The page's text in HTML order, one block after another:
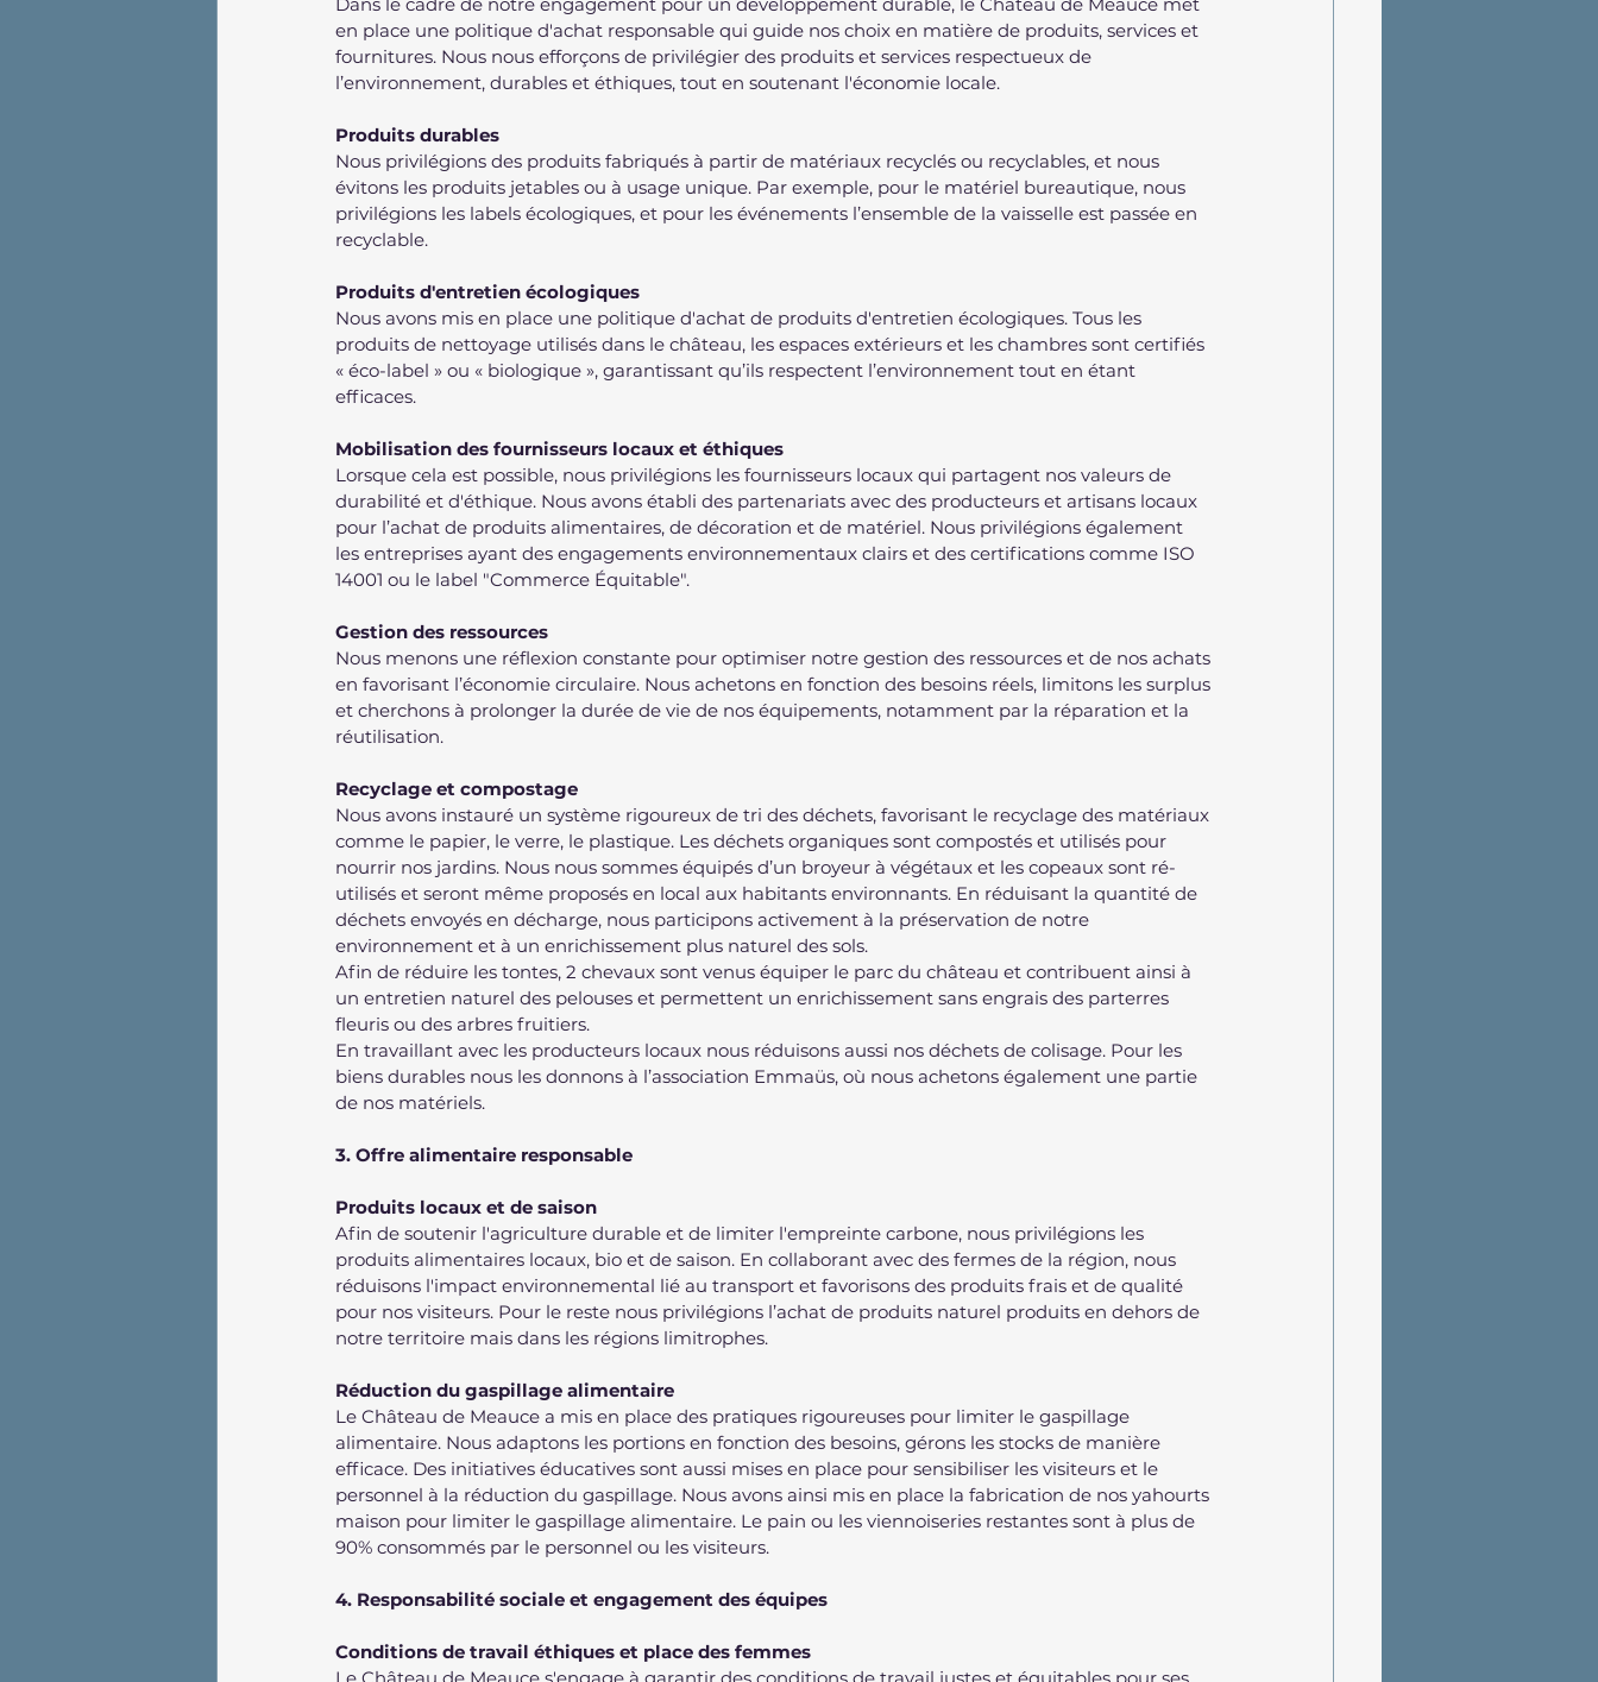
en place une politique d'achat responsable qui guide nos choix en matière de produits, services et
fournitures. Nous nous efforçons de privilégier des produits et services respectueux de
l’environnement, durables et éthiques, tout en soutenant l'économie locale.
Produits durables
Nous privilégions des produits fabriqués à partir de matériaux recyclés ou recyclables, et nous
évitons les produits jetables ou à usage unique. Par exemple, pour le matériel bureautique, nous
privilégions les labels écologiques, et pour les événements l’ensemble de la vaisselle est passée en
recyclable.
Produits d'entretien écologiques
Nous avons mis en place une politique d'achat de produits d'entretien écologiques. Tous les
produits de nettoyage utilisés dans le château, les espaces extérieurs et les chambres sont certifiés
« éco-label » ou « biologique », garantissant qu’ils respectent l’environnement tout en étant
efficaces.
Mobilisation des fournisseurs locaux et éthiques
Lorsque cela est possible, nous privilégions les fournisseurs locaux qui partagent nos valeurs de
durabilité et d'éthique. Nous avons établi des partenariats avec des producteurs et artisans locaux
pour l’achat de produits alimentaires, de décoration et de matériel. Nous privilégions également
les entreprises ayant des engagements environnementaux clairs et des certifications comme ISO
14001 ou le label "Commerce Équitable".
Gestion des ressources
Nous menons une réflexion constante pour optimiser notre gestion des ressources et de nos achats
en favorisant l’économie circulaire. Nous achetons en fonction des besoins réels, limitons les surplus
et cherchons à prolonger la durée de vie de nos équipements, notamment par la réparation et la
réutilisation.
Recyclage et compostage
Nous avons instauré un système rigoureux de tri des déchets, favorisant le recyclage des matériaux
comme le papier, le verre, le plastique. Les déchets organiques sont compostés et utilisés pour
nourrir nos jardins. Nous nous sommes équipés d’un broyeur à végétaux et les copeaux sont ré-
utilisés et seront même proposés en local aux habitants environnants. En réduisant la quantité de
déchets envoyés en décharge, nous participons activement à la préservation de notre
environnement et à un enrichissement plus naturel des sols.
Afin de réduire les tontes, 2 chevaux sont venus équiper le parc du château et contribuent ainsi à
un entretien naturel des pelouses et permettent un enrichissement sans engrais des parterres
fleuris ou des arbres fruitiers.
En travaillant avec les producteurs locaux nous réduisons aussi nos déchets de colisage. Pour les
biens durables nous les donnons à l’association Emmaüs, où nous achetons également une partie
de nos matériels.
3. Offre alimentaire responsable
Produits locaux et de saison
Afin de soutenir l'agriculture durable et de limiter l'empreinte carbone, nous privilégions les
produits alimentaires locaux, bio et de saison. En collaborant avec des fermes de la région, nous
réduisons l'impact environnemental lié au transport et favorisons des produits frais et de qualité
pour nos visiteurs. Pour le reste nous privilégions l’achat de produits naturel produits en dehors de
notre territoire mais dans les régions limitrophes.
Réduction du gaspillage alimentaire
Le Château de Meauce a mis en place des pratiques rigoureuses pour limiter le gaspillage
alimentaire. Nous adaptons les portions en fonction des besoins, gérons les stocks de manière
efficace. Des initiatives éducatives sont aussi mises en place pour sensibiliser les visiteurs et le
personnel à la réduction du gaspillage. Nous avons ainsi mis en place la fabrication de nos yahourts
maison pour limiter le gaspillage alimentaire. Le pain ou les viennoiseries restantes sont à plus de
90% consommés par le personnel ou les visiteurs.
4. Responsabilité sociale et engagement des équipes
Conditions de travail éthiques et place des femmes